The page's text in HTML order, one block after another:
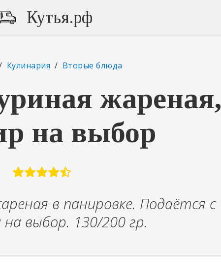
Кутья.рф
Кулинария / Вторые блюда
жареная,
на выбор
в панировке. Подаётся с
выбор. 130/200 гр.